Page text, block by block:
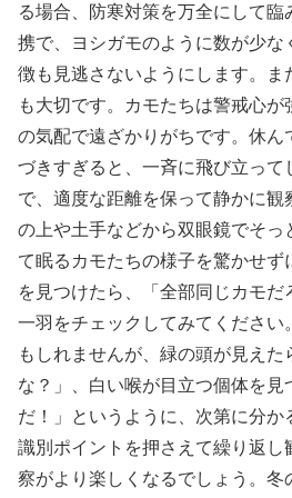
る場合、防寒対策を万全にして
携で、ヨシガモのように数が少な
徴も見逃さないようにします。ま
も大切です。カモたちは警戒心が
の気配で遠ざかりがちです。休ん
づきすぎると、一斉に飛び立って
で、適度な距離を保って静かに観
の上や土手などから双眼鏡でそっ
て眠るカモたちの様子を驚かせ
を見つけたら、「全部同じカモだ
一羽をチェックしてみてください
もしれませんが、緑の頭が見え
な？」、白い喉が目立つ個体を見
だ！」というように、次第に分か
識別ポイントを押さえて繰り返し
察がより楽しくなるでしょう。冬